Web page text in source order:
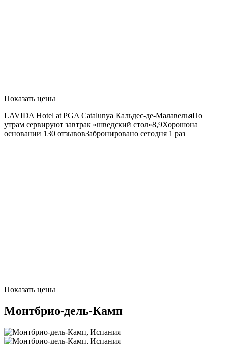
Показать цены
LAVIDA Hotel at PGA Catalunya Кальдес-де-МалавельяПо
утрам сервируют завтрак «шведский стол»8,9Хорошона
основании 130 отзывовЗабронировано сегодня 1 раз
Показать цены
Монтбрио-дель-Камп